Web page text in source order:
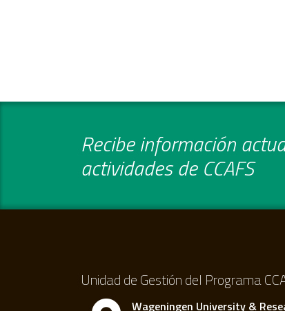
Recibe información
actividades de CCAFS
Unidad de Gestión del Programa
Wageningen University &